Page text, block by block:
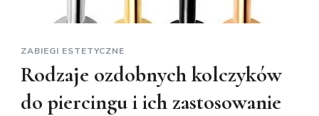
ZABIEGI ESTETYCZNE
Rodzaje ozdobnych kolczyków
do piercingu i ich zastosowanie